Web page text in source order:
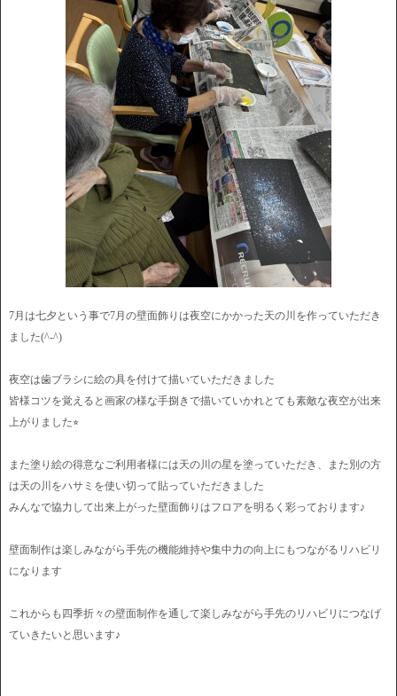
7月は七夕という事で7月の壁面飾りは夜空にかかった天の川を作っていただき
ました(^-^)
夜空は歯ブラシに絵の具を付けて描いていただきました
皆様コツを覚えると画家の様な手捌きで描いていかれとても素敵な夜空が出来
上がりました⭐︎
また塗り絵の得意なご利用者様には天の川の星を塗っていただき、また別の方
は天の川をハサミを使い切って貼っていただきました
みんなで協力して出来上がった壁面飾りはフロアを明るく彩っております♪
壁面制作は楽しみながら手先の機能維持や集中力の向上にもつながるリハビリ
になります
これからも四季折々の壁面制作を通して楽しみながら手先のリハビリにつなげ
ていきたいと思います♪